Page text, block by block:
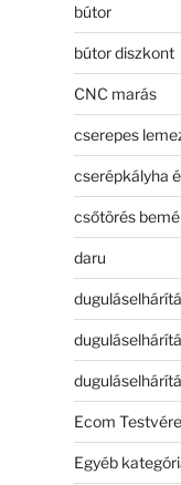
bútor
bútor diszkont
CNC marás
cserepes
cserépkályha
csőtörés
daru
Ecom
Egyéb